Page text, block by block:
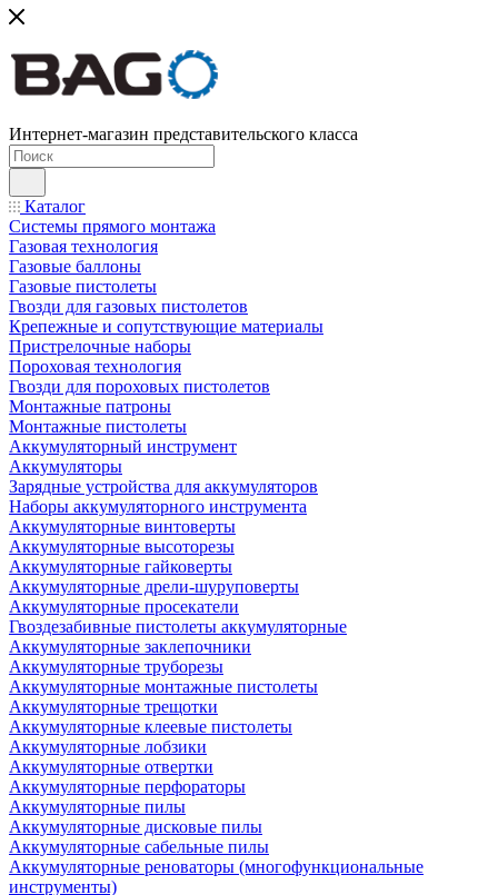
Интернет-магазин представительского класса
Каталог
Системы прямого монтажа
Газовая технология
Газовые баллоны
Газовые пистолеты
Гвозди для газовых пистолетов
Крепежные и сопутствующие материалы
Пристрелочные наборы
Пороховая технология
Гвозди для пороховых пистолетов
Монтажные патроны
Монтажные пистолеты
Аккумуляторный инструмент
Аккумуляторы
Зарядные устройства для аккумуляторов
Наборы аккумуляторного инструмента
Аккумуляторные винтоверты
Аккумуляторные высоторезы
Аккумуляторные гайковерты
Аккумуляторные дрели-шуруповерты
Аккумуляторные просекатели
Гвоздезабивные пистолеты аккумуляторные
Аккумуляторные заклепочники
Аккумуляторные труборезы
Аккумуляторные монтажные пистолеты
Аккумуляторные трещотки
Аккумуляторные клеевые пистолеты
Аккумуляторные лобзики
Аккумуляторные отвертки
Аккумуляторные перфораторы
Аккумуляторные пилы
Аккумуляторные дисковые пилы
Аккумуляторные сабельные пилы
Аккумуляторные реноваторы (многофункциональные
инструменты)